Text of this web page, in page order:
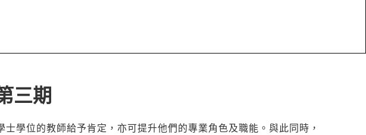
三期
學位的教師給予肯定，亦可提升他們的專業角色及職能。與此同時，